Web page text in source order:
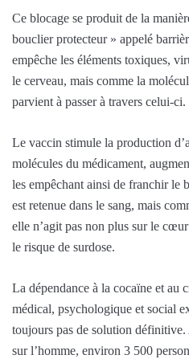
Ce blocage se produit de la
bouclier protecteur » appelé
empêche les éléments toxiques,
le cerveau, mais comme la
parvient à passer à travers celui-ci.
Le vaccin stimule la production
molécules du médicament,
les empêchant ainsi de franchir le
est retenue dans le sang, mais
elle n’agit pas non plus sur le
le risque de surdose.
La dépendance à la cocaïne et au
médical, psychologique et social
toujours pas de solution définitive.
sur l’homme, environ 3 500